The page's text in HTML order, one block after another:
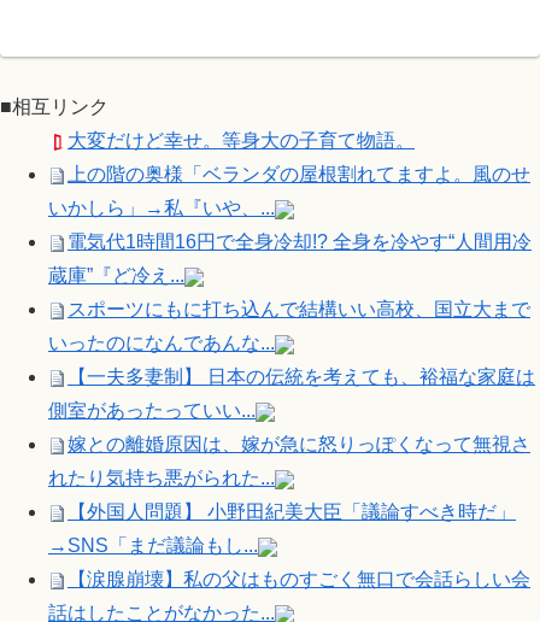
■相互リンク
大変だけど幸せ。等身大の子育て物語。
上の階の奥様「ベランダの屋根割れてますよ。風のせ
いかしら」→私『いや、...
電気代1時間16円で全身冷却!? 全身を冷やす“人間用冷
蔵庫”『ど冷え...
スポーツにもに打ち込んで結構いい高校、国立大まで
いったのになんであんな...
【一夫多妻制】 日本の伝統を考えても、裕福な家庭は
側室があったっていい...
嫁との離婚原因は、嫁が急に怒りっぽくなって無視さ
れたり気持ち悪がられた...
【外国人問題】 小野田紀美大臣「議論すべき時だ」
→SNS「まだ議論もし...
【涙腺崩壊】私の父はものすごく無口で会話らしい会
話はしたことがなかった...